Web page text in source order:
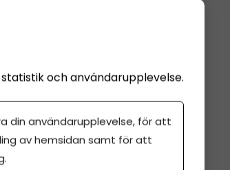
• 5 minuters läsning
och användarupplevelse.
din användarupplevelse, för att
av hemsidan samt för att